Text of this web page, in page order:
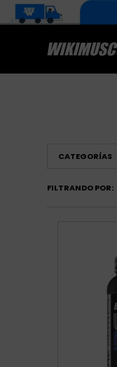
CATEGORÍAS
FILTRANDO POR: